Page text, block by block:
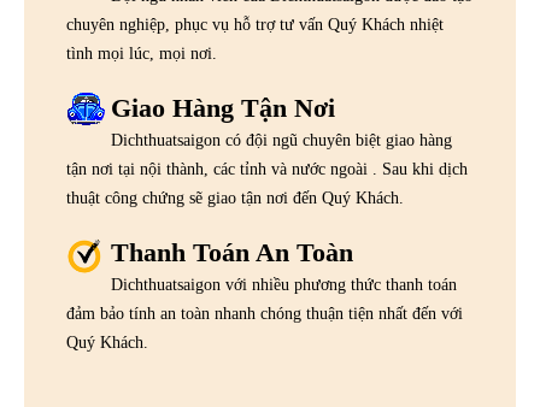
chuyên nghiệp, phục vụ hỗ trợ tư vấn Quý Khách nhiệt
tình mọi lúc, mọi nơi.
Giao Hàng Tận Nơi
Dichthuatsaigon có đội ngũ chuyên biệt giao hàng
tận nơi tại nội thành, các tỉnh và nước ngoài . Sau khi dịch
thuật công chứng sẽ giao tận nơi đến Quý Khách.
Thanh Toán An Toàn
Dichthuatsaigon với nhiều phương thức thanh toán
đảm bảo tính an toàn nhanh chóng thuận tiện nhất đến với
Quý Khách.